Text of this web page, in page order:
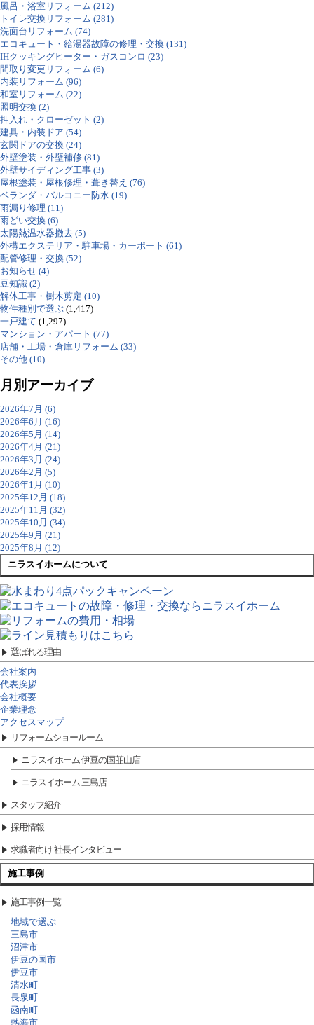
風呂・浴室リフォーム (212)
トイレ交換リフォーム (281)
洗面台リフォーム (74)
エコキュート・給湯器故障の修理・交換 (131)
IHクッキングヒーター・ガスコンロ (23)
間取り変更リフォーム (6)
内装リフォーム (96)
和室リフォーム (22)
照明交換 (2)
押入れ・クローゼット (2)
建具・内装ドア (54)
玄関ドアの交換 (24)
外壁塗装・外壁補修 (81)
外壁サイディング工事 (3)
屋根塗装・屋根修理・葺き替え (76)
ベランダ・バルコニー防水 (19)
雨漏り修理 (11)
雨どい交換 (6)
太陽熱温水器撤去 (5)
外構エクステリア・駐車場・カーポート (61)
配管修理・交換 (52)
お知らせ (4)
豆知識 (2)
解体工事・樹木剪定 (10)
物件種別で選ぶ (1,417)
一戸建て (1,297)
マンション・アパート (77)
店舗・工場・倉庫リフォーム (33)
その他 (10)
月別アーカイブ
2026年7月 (6)
2026年6月 (16)
2026年5月 (14)
2026年4月 (21)
2026年3月 (24)
2026年2月 (5)
2026年1月 (10)
2025年12月 (18)
2025年11月 (32)
2025年10月 (34)
2025年9月 (21)
2025年8月 (12)
ニラスイホームについて
選ばれる理由
会社案内
代表挨拶
会社概要
企業理念
アクセスマップ
リフォームショールーム
ニラスイホーム 伊豆の国韮山店
ニラスイホーム 三島店
スタッフ紹介
採用情報
求職者向け 社長インタビュー
施工事例
施工事例一覧
地域で選ぶ
三島市
沼津市
伊豆の国市
伊豆市
清水町
長泉町
函南町
熱海市